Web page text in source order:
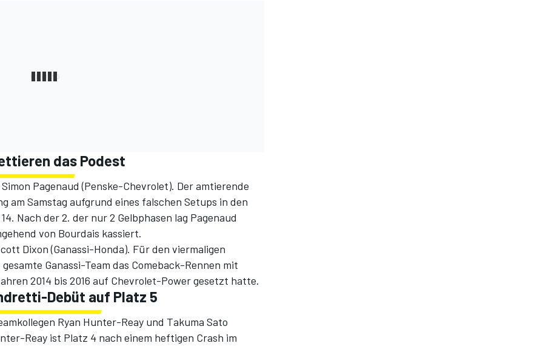
das Podest
Pagenaud (Penske-Chevrolet). Der amtierende
am Samstag aufgrund eines falschen Setups in den
Nach der 2. der nur 2 Gelbphasen lag Pagenaud
von Bourdais kassiert.
Dixon (Ganassi-Honda). Für den viermaligen
Ganassi-Team das Comeback-Rennen mit
2014 bis 2016 auf Chevrolet-Power gesetzt hatte.
Debüt auf Platz 5
Ryan Hunter-Reay und Takuma Sato
Reay ist Platz 4 nach einem heftigen Crash im